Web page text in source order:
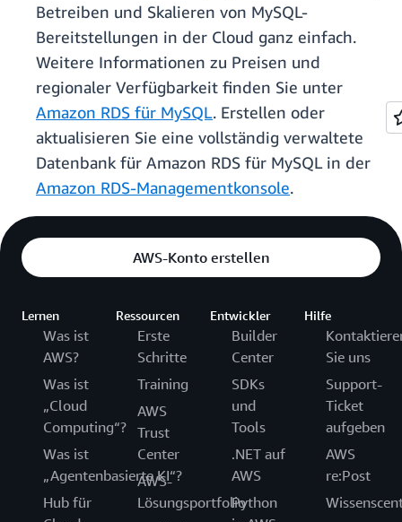
Betreiben und Skalieren von MySQL-
Bereitstellungen in der Cloud ganz einfach.
Weitere Informationen zu Preisen und
regionaler Verfügbarkeit finden Sie unter
Amazon RDS für MySQL. Erstellen oder
aktualisieren Sie eine vollständig verwaltete
Datenbank für Amazon RDS für MySQL in der
Amazon RDS-Managementkonsole.
AWS-Konto erstellen
Lernen
Was ist
AWS?
Was ist
„Cloud
Computing“?
Was ist
„Agentenbasierte KI“?
Hub für
Ressourcen
Erste
Schritte
Training
AWS
Trust
Center
AWS-
Lösungsportfolio
Entwickler
Builder
Center
SDKs
und
Tools
.NET auf
AWS
Python
Hilfe
Sie uns
Support-
Ticket
aufgeben
AWS
re:Post